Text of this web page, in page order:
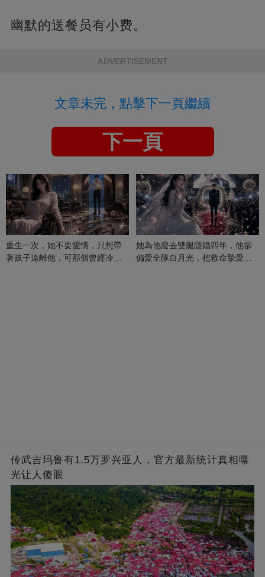
幽默的送餐员有小费。
ADVERTISEMENT
文章未完，點擊下一頁繼續
下一頁
重生一次，她不要愛情，只想帶
著孩子遠離他，可那個曾經冷漠
她為他廢去雙腿隱婚四年，他卻
偏愛全隊白月光，把救命摯愛當
传武吉玛鲁有1.5万罗兴亚人，官方最新统计真相曝
光让人傻眼